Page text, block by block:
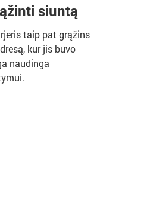
siuntą
taip pat grąžins
kur jis buvo
naudinga